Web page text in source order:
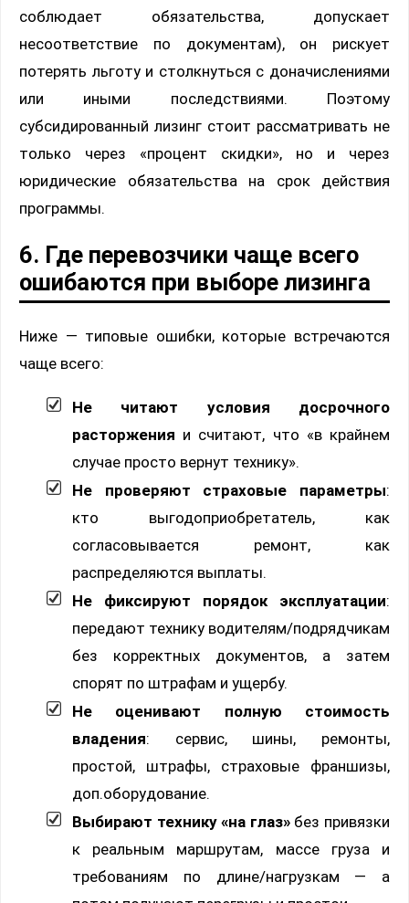
соблюдает обязательства, допускает
несоответствие по документам), он рискует
потерять льготу и столкнуться с доначислениями
или иными последствиями. Поэтому
субсидированный лизинг стоит рассматривать не
только через «процент скидки», но и через
юридические обязательства на срок действия
программы.
6. Где перевозчики чаще всего
ошибаются при выборе лизинга
Ниже — типовые ошибки, которые встречаются
чаще всего:
Не читают условия досрочного
расторжения и считают, что «в крайнем
случае просто вернут технику».
Не проверяют страховые параметры:
кто выгодоприобретатель, как
согласовывается ремонт, как
распределяются выплаты.
Не фиксируют порядок эксплуатации:
передают технику водителям/подрядчикам
без корректных документов, а затем
спорят по штрафам и ущербу.
Не оценивают полную стоимость
владения: сервис, шины, ремонты,
простой, штрафы, страховые франшизы,
доп.оборудование.
Выбирают технику «на глаз»без привязки
к реальным маршрутам, массе груза и
требованиям по длине/нагрузкам — а